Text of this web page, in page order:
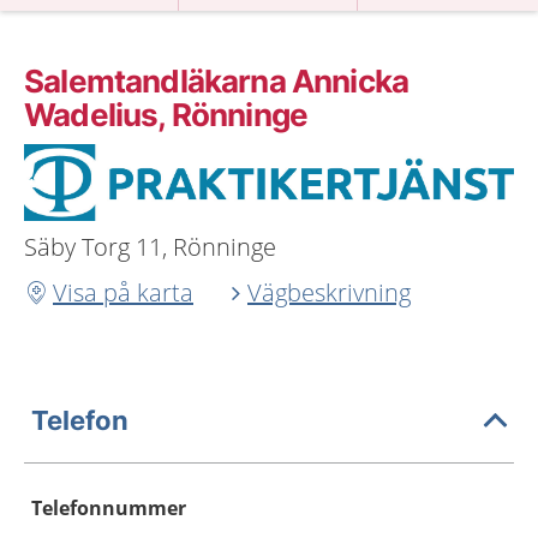
Salemtandläkarna Annicka
Wadelius, Rönninge
Säby Torg 11, Rönninge
Visa på karta
Vägbeskrivning
Telefon
Telefonnummer